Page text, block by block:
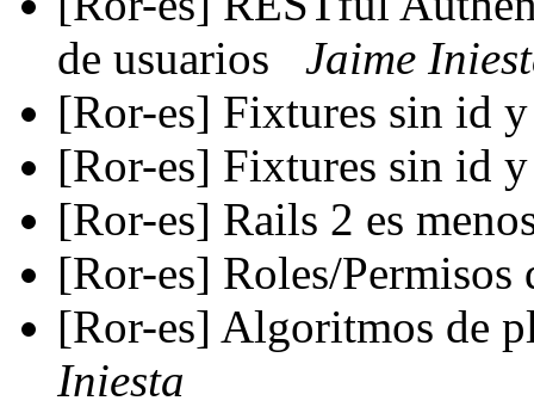
de usuarios
Jaime
[Ror-es] Fixtures sin id
[Ror-es] Fixtures sin id
[Ror-es] Rails 2 es
[Ror-es] Roles/Permisos
[Ror-es] Algoritmos de
Iniesta